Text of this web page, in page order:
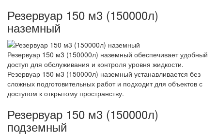
Резервуар 150 м3 (150000л)
наземный
Резервуар 150 м3 (150000л) наземный обеспечивает удобный
доступ для обслуживания и контроля уровня жидкости.
Резервуар 150 м3 (150000л) наземный устанавливается без
сложных подготовительных работ и подходит для объектов с
доступом к открытому пространству.
Резервуар 150 м3 (150000л)
подземный